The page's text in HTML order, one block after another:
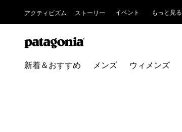
アクティビズム ストーリー イベント もっと見る
新着＆おすすめ メンズ ウィメンズ